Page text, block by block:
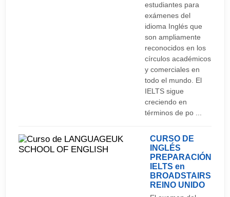
estudiantes para
exámenes del
idioma Inglés que
son ampliamente
reconocidos en los
círculos académicos
y comerciales en
todo el mundo. El
IELTS sigue
creciendo en
términos de po ...
CURSO DE
INGLÉS
PREPARACIÓN
IELTS en
BROADSTAIRS
REINO UNIDO